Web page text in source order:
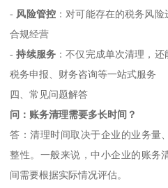
- 风险管控 ：对可能存在的税务风
合规经营
-持续服务 ：不仅完成单次清理，
税务申报、财务咨询等一站式服务
四、常见问题解答
问：账务清理需要多长时间？
答：清理时间取决于企业的业务量
整性。一般来说，中小企业的账务
间需要根据实际情况评估。